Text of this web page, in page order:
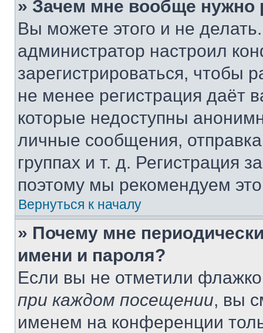
» Зачем мне вообще нужно
Вы можете этого и не
администратор настроил
зарегистрироваться, чтобы
не менее регистрация даёт
которые недоступны
личные сообщения,
группах и т. д. Регистрация
поэтому мы рекомендуем
Вернуться к началу
» Почему мне
имени и пароля?
Если вы не отметили
при каждом посещении, вы
именем на конференции